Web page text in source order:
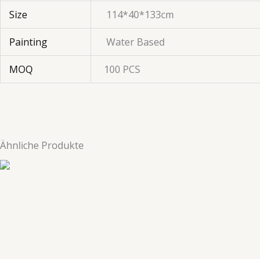
Size 114*40*133cm
Painting Water Based
MOQ 100 PCS
Ähnliche Produkte